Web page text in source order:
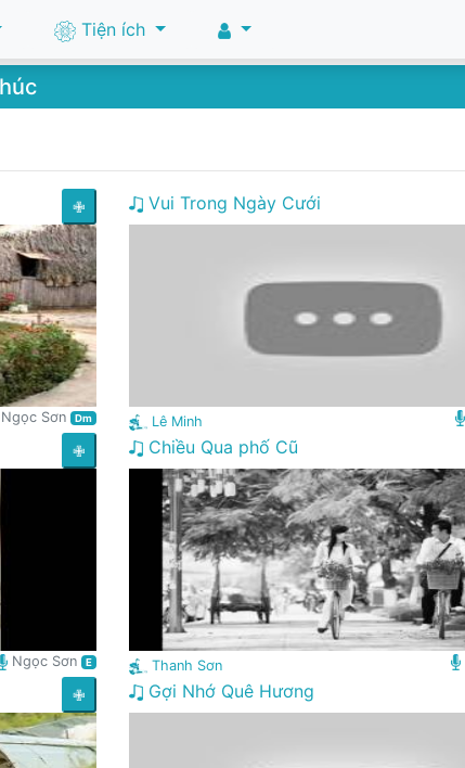
Tiện ích
✙
Sơn Dm
Vui Trong Ngày Cưới
Lê Minh
✙
Ngọc Sơn E
Chiều Qua phố Cũ
Thanh Sơn
✙ Gợi Nhớ Quê Hương